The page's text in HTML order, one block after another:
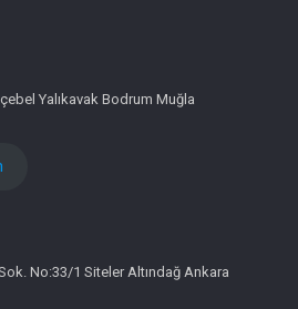
Yalıkavak Bodrum Muğla
No:33/1 Siteler Altındağ Ankara